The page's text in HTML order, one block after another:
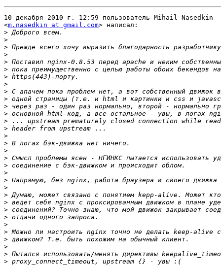
10 декабря 2010 г. 12:59 пользователь Mihail Nasedkin
<m.nasedkin at gmail.com> написал:
>
>
>
>
>
>
>
>
>
>
>
>
>
>
>
>
>
>
>
>
>
>
>
>
>
>
>
>
>
>
>
>